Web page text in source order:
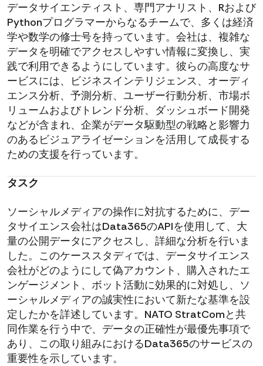
データサイエンティスト、専門アナリスト、Rおよび
Pythonプログラマーからなるチームで、多くは経済
学や数学の修士号を持っています。会社は、複雑な
データを明確でアクセスしやすい情報に変換し、実
践で利用できるようにしています。彼らの高度なサ
ービスには、ビジネスインテリジェンス、オーディ
エンス分析、予測分析、ユーザー行動分析、市場ボ
リュームおよびトレンド分析、ダッシュボード開発
などが含まれ、企業がデータ駆動型の戦略と影響力
のあるビジュアライゼーションを活用して成長する
ための支援を行っています。
タスク
ソーシャルメディアの操作に対抗するために、デー
タサイエンス会社はData365のAPIを使用して、大
量の公開データにアクセスし、詳細な分析を行いま
した。このケーススタディでは、データサイエンス
会社がどのようにして偽アカウント、購入されたエ
ンゲージメント、ボット活動に効果的に対処し、ソ
ーシャルメディアの誠実性において新たな基準を設
定したかを詳述しています。NATO StratComと共
同作業を行う中で、データの正確性が最優先事項で
あり、この取り組みにおけるData365のサービスの
重要性を示しています。